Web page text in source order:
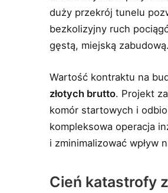
duży przekrój tunelu
bezkolizyjny ruch
gęstą, miejską zabudową.
Wartość kontraktu na
złotych brutto. Projekt
komór startowych i
kompleksowa operacja
i zminimalizować wpływ
Cień katastrofy